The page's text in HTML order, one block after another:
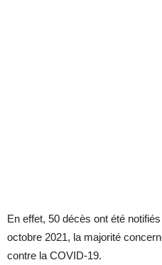
En effet, 50 décès ont été
octobre 2021, la majorité
contre la COVID-19.